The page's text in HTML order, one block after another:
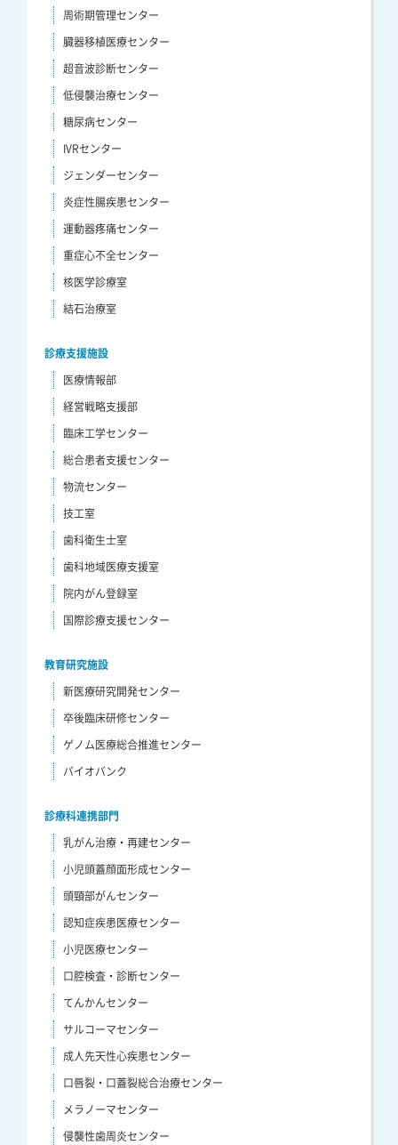
周術期管理センター
臓器移植医療センター
超音波診断センター
低侵襲治療センター
糖尿病センター
IVRセンター
ジェンダーセンター
炎症性腸疾患センター
運動器疼痛センター
重症心不全センター
核医学診療室
結石治療室
診療支援施設
医療情報部
経営戦略支援部
臨床工学センター
総合患者支援センター
物流センター
技工室
歯科衛生士室
歯科地域医療支援室
院内がん登録室
国際診療支援センター
教育研究施設
新医療研究開発センター
卒後臨床研修センター
ゲノム医療総合推進センター
バイオバンク
診療科連携部門
乳がん治療・再建センター
小児頭蓋顔面形成センター
頭頸部がんセンター
認知症疾患医療センター
小児医療センター
口腔検査・診断センター
てんかんセンター
サルコーマセンター
成人先天性心疾患センター
口唇裂・口蓋裂総合治療センター
メラノーマセンター
侵襲性歯周炎センター